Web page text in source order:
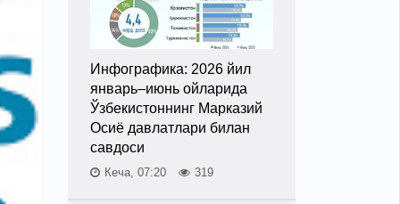
Инфографика: 2026 йил
январь–июнь ойларида
Ўзбекистоннинг Марказий
Осиё давлатлари билан
савдоси
Кеча, 07:20 319